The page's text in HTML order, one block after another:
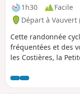
1h30
Facile
Départ à Vauvert
Cette randonnée
fréquentées et des
les Costières, la
Gallician, en
Tourradons et le